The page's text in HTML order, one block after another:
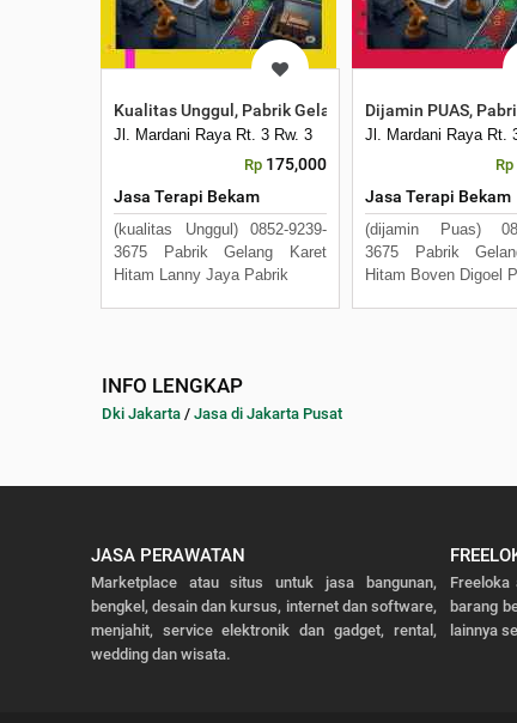
Kualitas Unggul, Pabrik Gelang Karet Hitam Lanny
Jl. Mardani Raya Rt. 3 Rw. 3
Rp 175,000
Jasa Terapi Bekam
(kualitas Unggul) 0852-9239-
3675 Pabrik Gelang Karet
Hitam Lanny Jaya Pabrik
Dijamin PUAS,
Jl. Mardani Raya Rt.
Rp
Jasa Terapi Bekam
(dijamin Puas)
3675 Pabrik
Hitam Boven Digoel
INFO LENGKAP
Dki Jakarta / Jasa di Jakarta Pusat
JASA PERAWATAN
Marketplace atau situs untuk jasa bangunan,
bengkel, desain dan kursus, internet dan software,
menjahit, service elektronik dan gadget, rental,
wedding dan wisata.
barang
lainnya